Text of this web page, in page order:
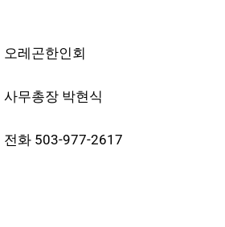
오레곤한인회
사무총장 박현식
전화 503-977-2617